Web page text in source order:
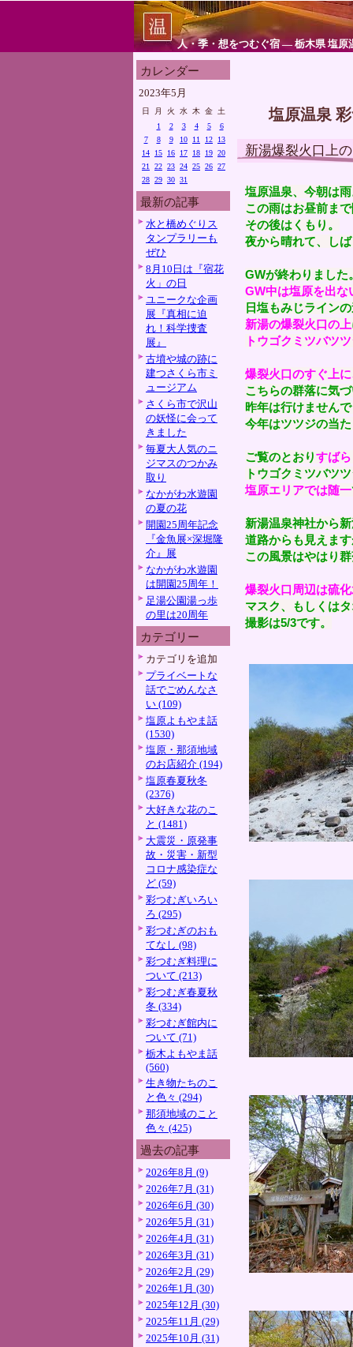
人・季・想をつむぐ宿 ― 栃木県 塩原
カレンダー
2023年5月
日 月 火 水 木 金
土
1
2 3 4 5
6
7
8 9 10 11 12
13
14
15 16 17 18 19 20
21
22 23 24 25 26 27
28 29 30 31
最新の記事
水と橋めぐりス
タンプラリーも
ぜひ
8月10日は『宿花
火」の日
ユニークな企画
展『真相に迫
れ！科学捜査
展』
古墳や城の跡に
建つさくら市ミ
ュージアム
さくら市で沢山
の妖怪に会って
きました
毎夏大人気のニ
ジマスのつかみ
取り
なかがわ水遊園
の夏の花
開園25周年記念
『金魚展×深堀隆
介』展
なかがわ水遊園
は開園25周年！
足湯公園湯っ歩
の里は20周年
カテゴリー
カテゴリを追加
プライベートな
話でごめんなさ
い (109)
塩原よもやま話
(1530)
塩原・那須地域
のお店紹介 (194)
塩原春夏秋冬
(2376)
大好きな花のこ
と (1481)
大震災・原発事
故・災害・新型
コロナ感染症な
ど (59)
彩つむぎいろい
ろ (295)
彩つむぎのおも
てなし (98)
彩つむぎ料理に
ついて (213)
彩つむぎ春夏秋
冬 (334)
彩つむぎ館内に
ついて (71)
栃木よもやま話
(560)
生き物たちのこ
と色々 (294)
那須地域のこと
色々 (425)
過去の記事
2026年8月 (9)
2026年7月 (31)
2026年6月 (30)
2026年5月 (31)
2026年4月 (31)
2026年3月 (31)
2026年2月 (29)
2026年1月 (30)
2025年12月 (30)
2025年11月 (29)
2025年10月 (31)
塩原温泉
新湯爆裂火口上
塩原温泉、今朝は
この雨はお昼前ま
その後はくもり。
夜から晴れて、し
GWが終わりました
GW中は塩原を出な
日塩もみじライン
新湯の爆裂火口の上
トウゴクミツバツ
爆裂火口のすぐ上
こちらの群落に気
昨年は行けません
今年はツツジの当
ご覧のとおりすば
トウゴクミツバツ
塩原エリアでは随一
新湯温泉神社から
道路からも見えま
この風景はやはり
爆裂火口周辺は硫
マスク、もしくは
撮影は5/3です。